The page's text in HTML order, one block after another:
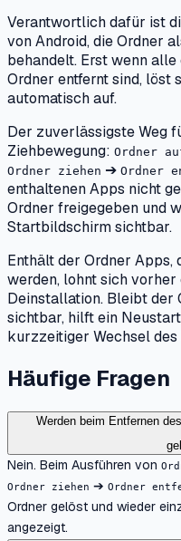
Verantwortlich dafür ist
von Android, die Ordner
behandelt. Erst wenn
Ordner entfernt sind, löst
automatisch auf.
Der zuverlässigste Weg
Ziehbewegung: Ordner
Ordner ziehen ➔ Ordner
enthaltenen Apps nicht
Ordner freigegeben und
Startbildschirm sichtbar.
Enthält der Ordner
werden, lohnt sich
Deinstallation. Bleibt der
sichtbar, hilft ein
kurzzeitiger Wechsel des
Häufige Fragen
Werden beim Entfernen
Nein. Beim Ausführen von
Ordner ziehen ➔ Ordner
Ordner gelöst und wieder
angezeigt.